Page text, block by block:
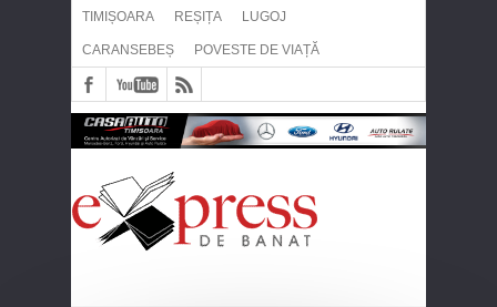
TIMIȘOARA REȘIȚA LUGOJ
CARANSEBEȘ POVESTE DE VIAȚĂ